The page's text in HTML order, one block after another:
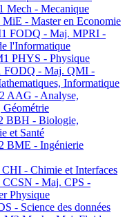
Mech - Mecanique
- Master en Economie
FODQ - Maj. MPRI -
l'Informatique
PHYS - Physique
FODQ - Maj. QMI -
Informatique
AAG - Analyse,
BBH - Biologie,
et Santé
BME - Ingénierie
- Chimie et Interfaces
- Maj. CPS -
Physique
- Science des données